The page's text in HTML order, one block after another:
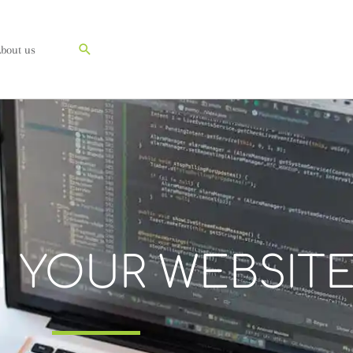
us Suchen
YOUR